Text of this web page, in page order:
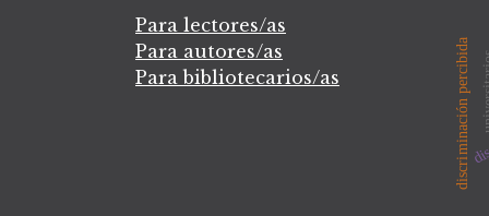
Para lectores/as
Para autores/as
Para bibliotecarios/as
discriminación percibida